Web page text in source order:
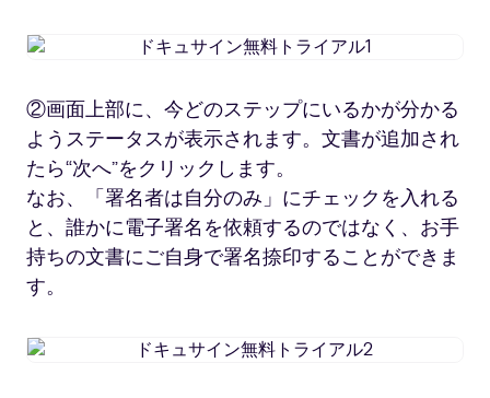
ド
サ
イ
ン
無
料
ト
ラ
1
②画面上部に、今どのステップにいるかが分かる
ようステータスが表示されます。文書が追加され
たら“次へ”をクリックします。
なお、「署名者は自分のみ」にチェックを入れる
と、誰かに電子署名を依頼するのではなく、お手
持ちの文書にご自身で署名捺印することができま
す。
ド